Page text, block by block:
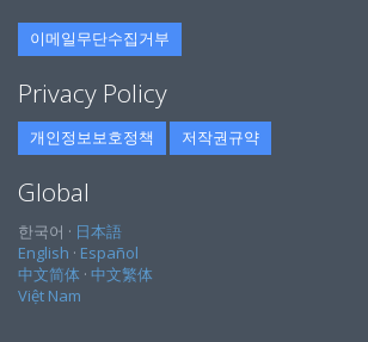
이메일무단수집거부
Privacy Policy
개인정보보호정책 저작권규약
Global
한국어 · 日本語
English · Español
中文简体 · 中文繁体
Việt Nam